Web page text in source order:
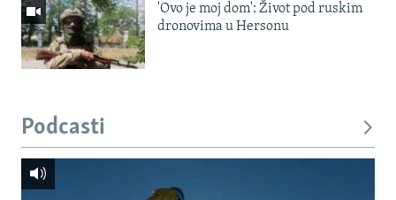
'Ovo je moj dom': Život pod ruskim
dronovima u Hersonu
Podcasti